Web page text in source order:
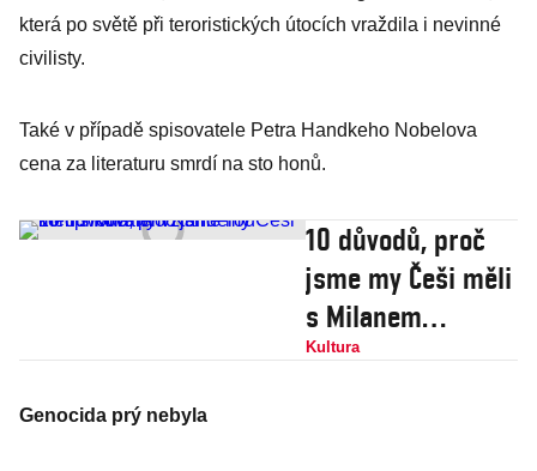
která po světě při teroristických útocích vraždila i nevinné
civilisty.
Také v případě spisovatele Petra Handkeho Nobelova
cena za literaturu smrdí na sto honů.
10 důvodů, proč
jsme my Češi měli
s Milanem
Kunderou
Kultura
Genocida prý nebyla